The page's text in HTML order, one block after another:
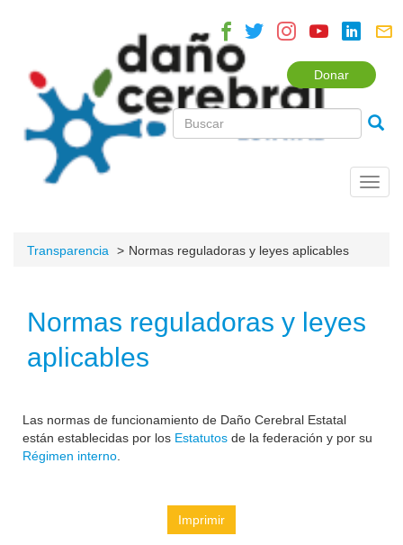
Donar
Transparencia Normas reguladoras y leyes aplicables
Normas reguladoras y leyes
aplicables
Las normas de funcionamiento de Daño Cerebral Estatal
están establecidas por los Estatutos de la federación y por su
Régimen interno
Imprimir